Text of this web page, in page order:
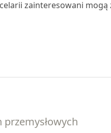
zainteresowani mogą
przemysłowych